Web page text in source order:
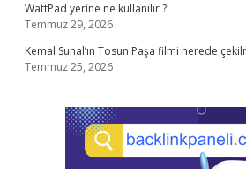
WattPad yerine ne kullanılır ?
Temmuz 29, 2026
Kemal Sunal’ın Tosun Paşa filmi nerede
Temmuz 25, 2026